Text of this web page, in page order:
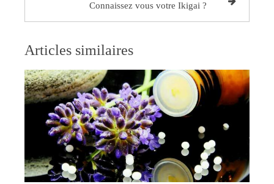
Connaissez vous votre Ikigai ?
Articles similaires